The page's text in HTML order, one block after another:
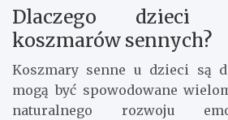
Dlaczego dzieci
koszmarów sennych?
Koszmary senne u dzieci są
mogą być spowodowane
naturalnego rozwoju